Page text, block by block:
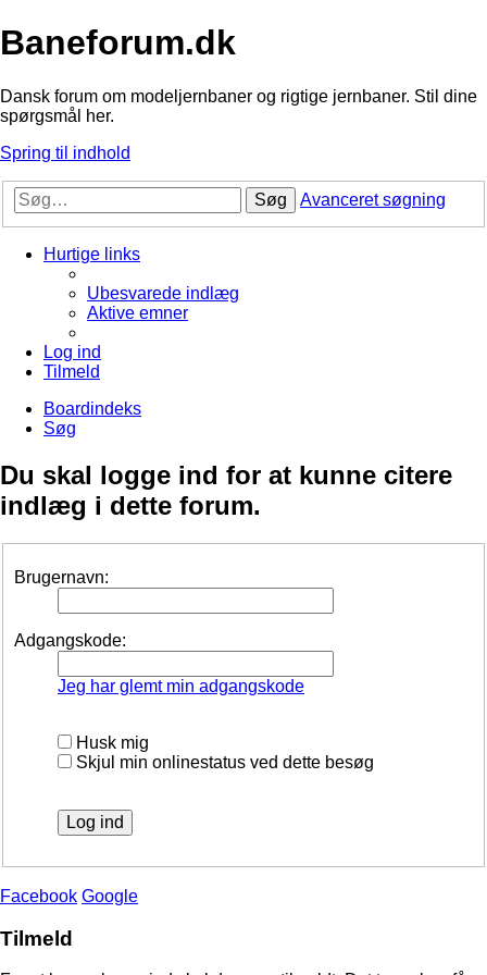
Baneforum.dk
Dansk forum om modeljernbaner og rigtige jernbaner. Stil dine
spørgsmål her.
Spring til indhold
Søg Avanceret søgning
Hurtige links
Ubesvarede indlæg
Aktive emner
Log ind
Tilmeld
Boardindeks
Søg
Du skal logge ind for at kunne citere
indlæg i dette forum.
Brugernavn:
Adgangskode:
Jeg har glemt min adgangskode
Husk mig
Skjul min onlinestatus ved dette besøg
Facebook Google
Tilmeld